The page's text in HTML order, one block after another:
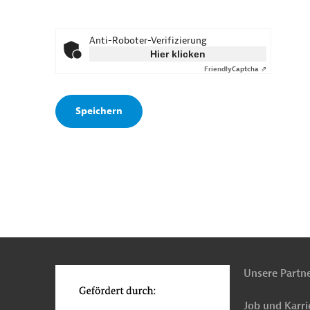
Anti-Roboter-Verifizierung
Hier klicken
FriendlyCaptcha ⇗
Unsere
Job und